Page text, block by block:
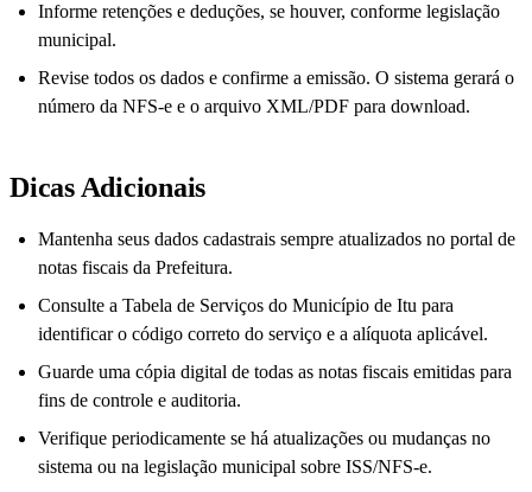
Informe retenções e deduções, se houver, conforme legislação
municipal.
Revise todos os dados e confirme a emissão. O sistema gerará o
número da NFS-e e o arquivo XML/PDF para download.
Dicas Adicionais
Mantenha seus dados cadastrais sempre atualizados no portal de
notas fiscais da Prefeitura.
Consulte a Tabela de Serviços do Município de Itu para
identificar o código correto do serviço e a alíquota aplicável.
Guarde uma cópia digital de todas as notas fiscais emitidas para
fins de controle e auditoria.
Verifique periodicamente se há atualizações ou mudanças no
sistema ou na legislação municipal sobre ISS/NFS-e.